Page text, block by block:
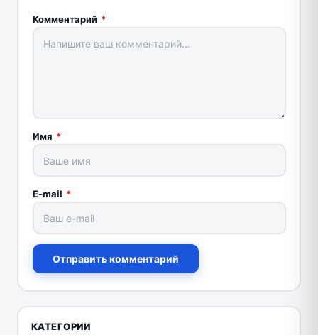
Комментарий *
Имя *
E-mail *
Отправить комментарий
КАТЕГОРИИ